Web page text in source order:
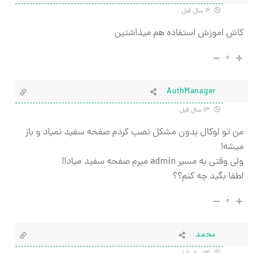
کاش اموزش استفاده هم میذاشتین
۰
AuthManager
من تو لوکال بدون مشکل نصب کردم صفحه سفید نمیاد و باز
میشه!
ولی وقتی به مسیر admin میرم صفحه سفید میاد!!
لطفا بگید چه کنم؟؟
۰
محمد